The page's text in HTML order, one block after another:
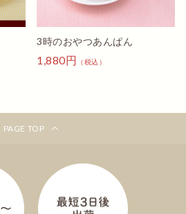
3時のおやつあんぱん
1,880円 （税込）
PAGE TOP